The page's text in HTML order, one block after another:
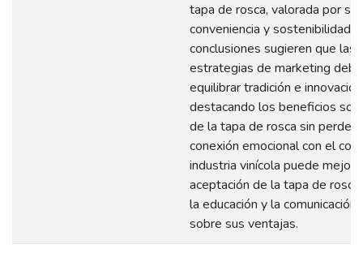
tapa de rosca, valorada por su
conveniencia y sostenibilidad.
conclusiones sugieren que las
estrategias de marketing
equilibrar tradición e
destacando los beneficios
de la tapa de rosca sin perder
conexión emocional con el
industria vinícola puede
aceptación de la tapa de
la educación y la comunicación
sobre sus ventajas.